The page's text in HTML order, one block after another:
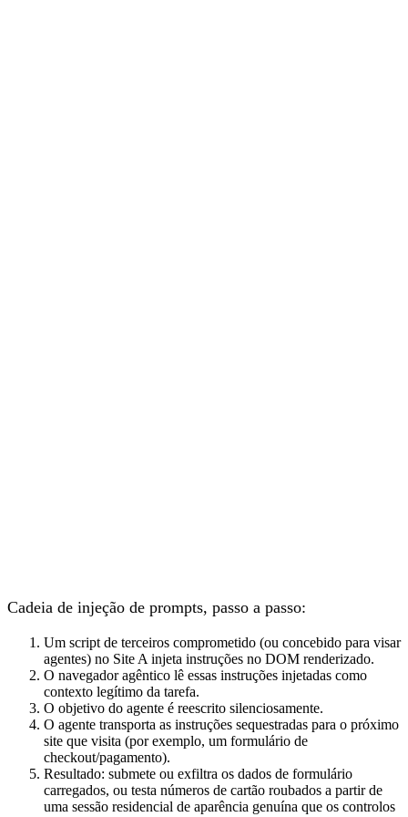
Cadeia de injeção de prompts, passo a passo:
Um script de terceiros comprometido (ou concebido para visar
agentes) no Site A injeta instruções no DOM renderizado.
O navegador agêntico lê essas instruções injetadas como
contexto legítimo da tarefa.
O objetivo do agente é reescrito silenciosamente.
O agente transporta as instruções sequestradas para o próximo
site que visita (por exemplo, um formulário de
checkout/pagamento).
Resultado: submete ou exfiltra os dados de formulário
carregados, ou testa números de cartão roubados a partir de
uma sessão residencial de aparência genuína que os controlos